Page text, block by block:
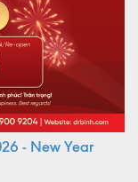
- New Year